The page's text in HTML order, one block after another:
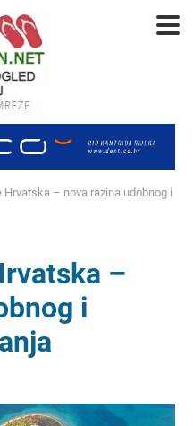
Hrvatska – nova razina udobnog i
–
i